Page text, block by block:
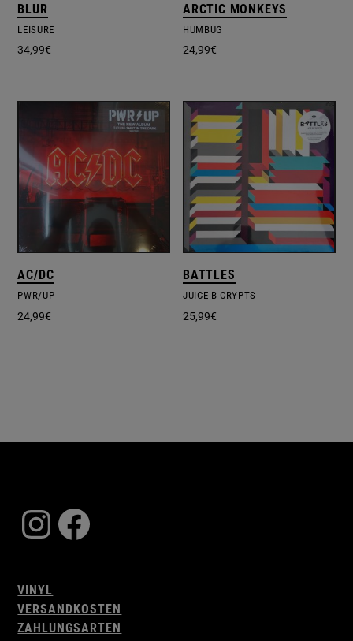
BLUR
LEISURE
34,99€
ARCTIC MONKEYS
HUMBUG
24,99€
AC/DC
PWR/UP
24,99€
BATTLES
JUICE B CRYPTS
25,99€
Instagram
Facebook
VINYL
VERSANDKOSTEN
ZAHLUNGSARTEN